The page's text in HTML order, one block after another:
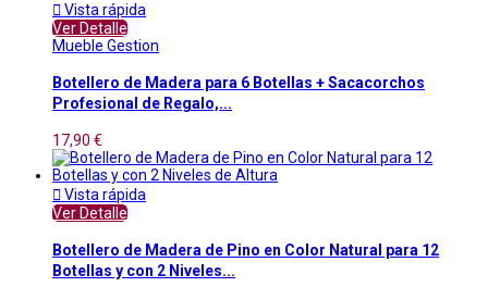
 Vista rápida
Ver Detalle
Mueble Gestion
Botellero de Madera para 6 Botellas + Sacacorchos
Profesional de Regalo,...
17,90 €
 Vista rápida
Ver Detalle
Botellero de Madera de Pino en Color Natural para 12
Botellas y con 2 Niveles...